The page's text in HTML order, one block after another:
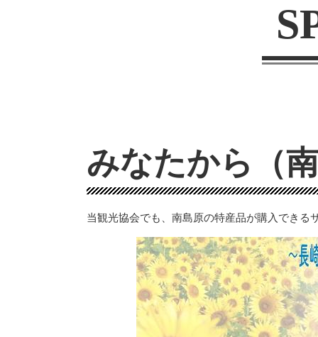
みなたから（
当観光協会でも、南島原の特産品が購入できる